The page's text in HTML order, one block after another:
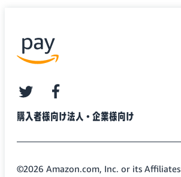
購入者様向け法人・企業様向け
twitterfacebook
©2026 Amazon.com, Inc. or its Affiliates